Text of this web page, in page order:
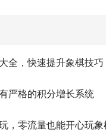
全，快速提升象棋技巧
严格的积分增长系统
，零流量也能开心玩象